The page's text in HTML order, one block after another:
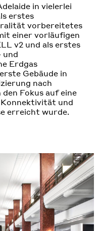
in vielerlei
erstes
vorbereitetes
einer vorläufigen
v2 und als erstes
und
Erdgas
Gebäude in
nach
Fokus auf eine
und
erreicht wurde.